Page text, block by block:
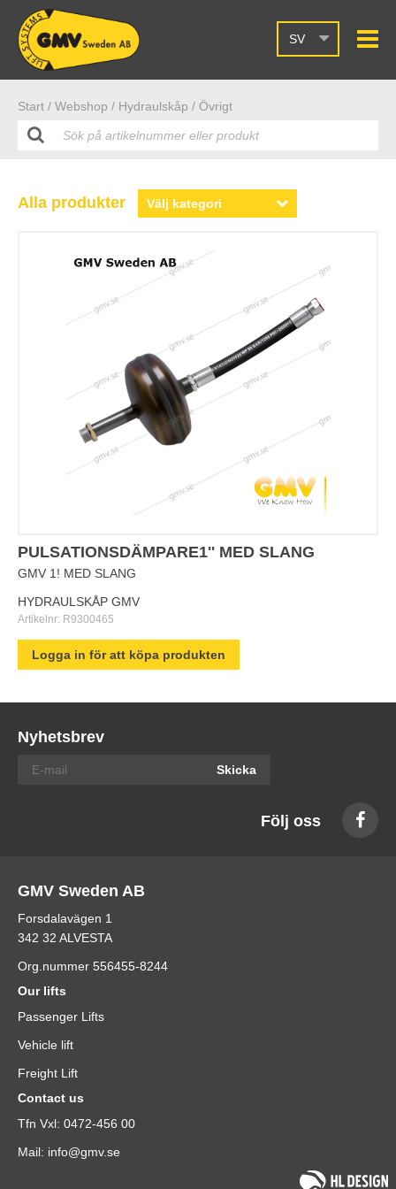
SV
Start / Webshop / Hydraulskåp / Övrigt
Alla produkter
PULSATIONSDÄMPARE1'' MED SLANG
GMV 1! MED SLANG
HYDRAULSKÅP GMV
Artikelnr: R9300465
Logga in för att köpa produkten
Nyhetsbrev
Skicka
Följ oss
GMV Sweden AB
Forsdalavägen 1
342 32 ALVESTA
Org.nummer 556455-8244
Our lifts
Passenger Lifts
Vehicle lift
Freight Lift
Contact us
Tfn Vxl: 0472-456 00
Mail: info@gmv.se